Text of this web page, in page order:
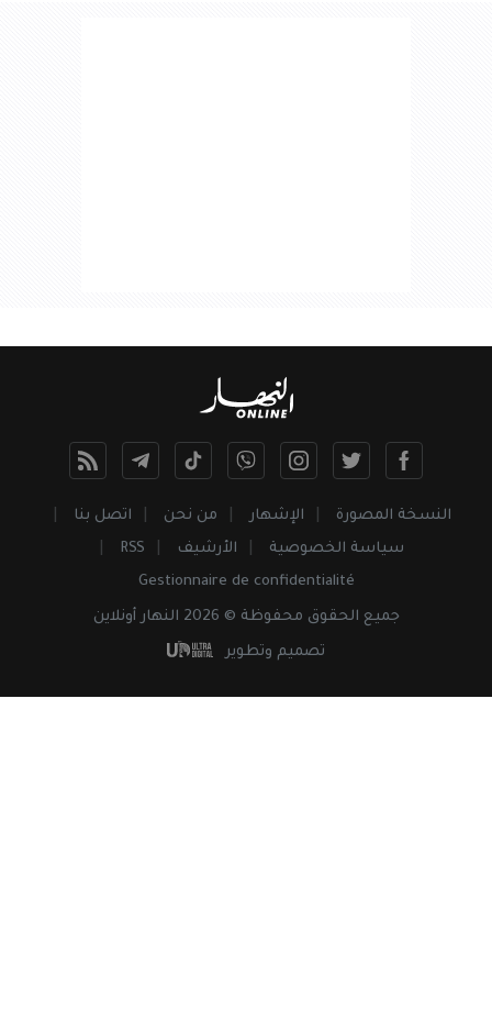
النسخة المصورة الإشهار من نحن
اتصل بنا
سياسة الخصوصية
الأرشيف
RSS
Gestionnaire de confidentialité
جميع الحقوق محفوظة © 2026 النهار أونلاين
تصميم وتطوير